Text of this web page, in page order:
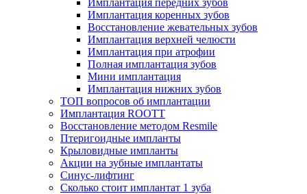
Имплантация передних зубов
Имплантация коренных зубов
Восстановление жевательных зубов
Имплантация верхней челюсти
Имплантация при атрофии
Полная имплантация зубов
Мини имплантация
Имплантация нижних зубов
ТОП вопросов об имплантации
Имплантация ROOTT
Восстановление методом Resmile
Птеригоидные импланты
Крыловидные импланты
Акции на зубные имплантаты
Синус-лифтинг
Сколько стоит имплантат 1 зуба